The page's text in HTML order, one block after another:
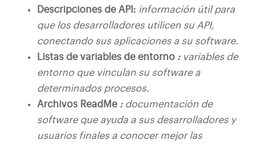
Descripciones de API: información útil para
que los desarrolladores utilicen su API,
conectando sus aplicaciones a su software.
Listas de variables de entorno : variables de
entorno que vinculan su software a
determinados procesos.
Archivos ReadMe : documentación de
software que ayuda a sus desarrolladores y
usuarios finales a conocer mejor las